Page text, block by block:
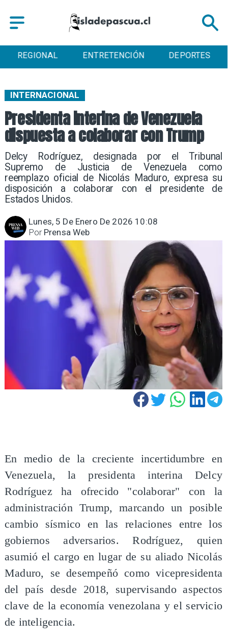
ENTRETENCIÓN DEPORTES CULTURA
Presidenta interina de Venezuela
dispuesta a colaborar con Trump
Delcy Rodríguez, designada por el Tribunal
Supremo de Justicia de Venezuela como
reemplazo oficial de Nicolás Maduro, expresa su
disposición a colaborar con el presidente de
Estados Unidos.
INTERNACIONAL
Lunes, 5 De Enero De 2026 10:08
Prensa Web
Por
En medio de la creciente incertidumbre en
Venezuela, la presidenta interina Delcy
Rodríguez ha ofrecido "colaborar" con la
administración Trump, marcando un posible
cambio sísmico en las relaciones entre los
gobiernos adversarios. Rodríguez, quien
asumió el cargo en lugar de su aliado Nicolás
Maduro, se desempeñó como vicepresidenta
del país desde 2018, supervisando aspectos
clave de la economía venezolana y el servicio
de inteligencia.